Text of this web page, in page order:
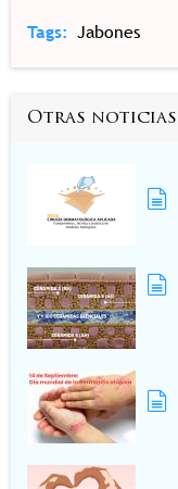
Tags Jabones
Otras noticias